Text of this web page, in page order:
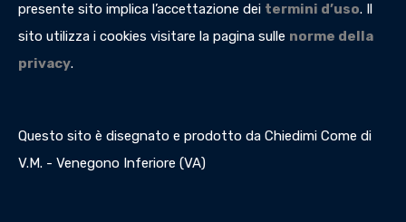
presente sito implica l’accettazione dei termini d’uso. Il
sito utilizza i cookies visitare la pagina sulle norme della
privacy.
Questo sito è disegnato e prodotto da Chiedimi Come di
V.M. - Venegono Inferiore (VA)